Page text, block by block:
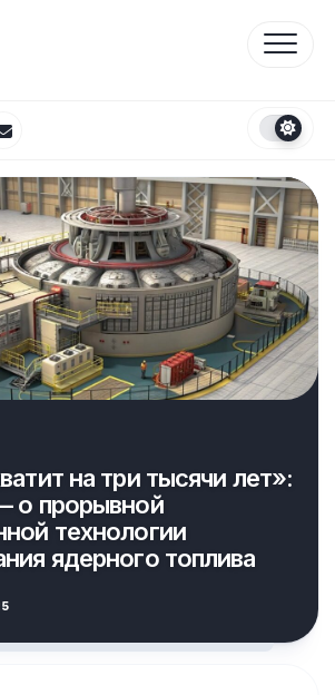
на три тысячи лет»:
о прорывной
технологии
ядерного топлива